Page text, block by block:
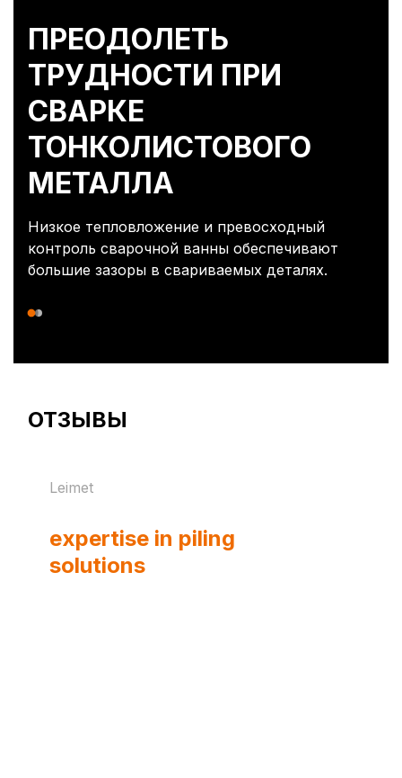
ПРЕОДОЛЕТЬ
ТРУДНОСТИ ПРИ
СВАРКЕ
ТОНКОЛИСТОВОГО
МЕТАЛЛА
Низкое тепловложение и превосходный
контроль сварочной ванны обеспечивают
большие зазоры в свариваемых деталях.
ОТЗЫВЫ
expertise in piling
solutions
Leimet